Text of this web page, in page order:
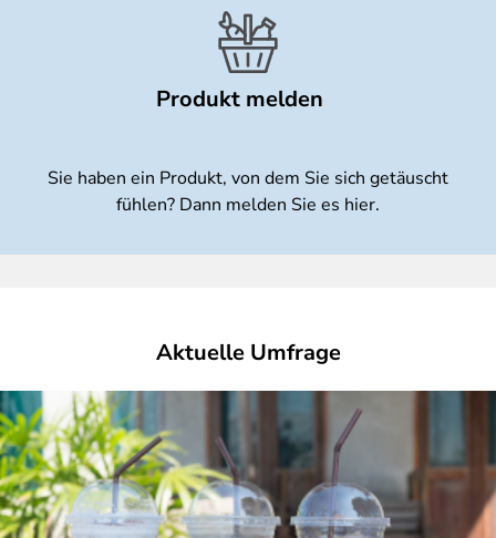
Produkt melden
Sie haben ein Produkt, von dem Sie sich getäuscht
fühlen? Dann melden Sie es hier.
Aktuelle Umfrage